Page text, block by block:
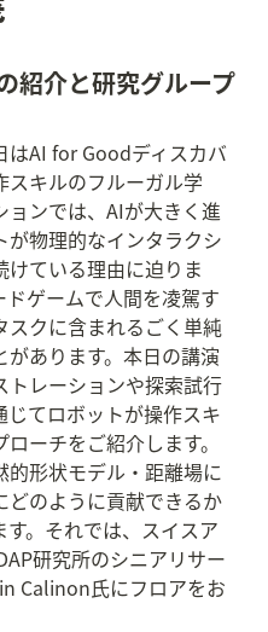
紹介と研究グループ
はAI for Goodディスカバ
スキルのフルーガル学
ンでは、AIが大きく進
物理的なインタラクシ
けている理由に迫りま
ゲームで人間を凌駕す
スクに含まれるごく単純
あります。本日の講演
トレーションや探索試行
てロボットが操作スキ
ーチをご紹介します。
的形状モデル・距離場に
のように貢献できるか
。それでは、スイスア
研究所のシニアリサー
Calinon氏にフロアをお